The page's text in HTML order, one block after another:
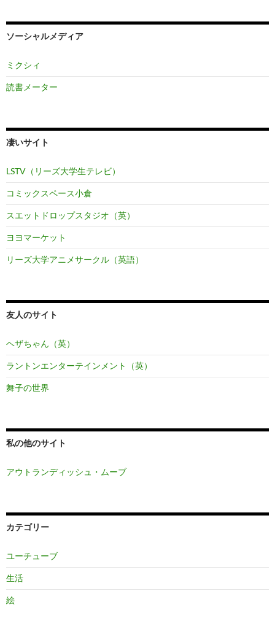
ソーシャルメディア
ミクシィ
読書メーター
凄いサイト
LSTV（リーズ大学生テレビ）
コミックスペース小倉
スエットドロップスタジオ（英）
ヨヨマーケット
リーズ大学アニメサークル（英語）
友人のサイト
ヘザちゃん（英）
ラントンエンターテインメント（英）
舞子の世界
私の他のサイト
アウトランディッシュ・ムーブ
カテゴリー
ユーチューブ
生活
絵